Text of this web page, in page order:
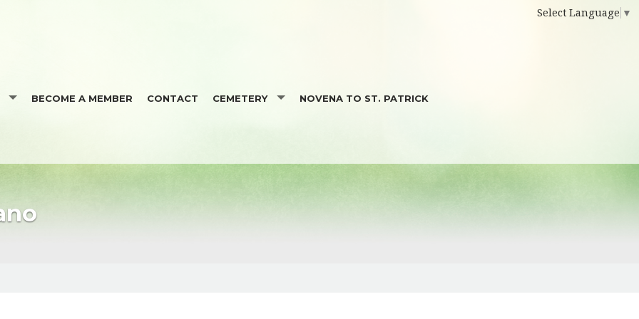
Select Language ▼
YOUTH MINISTRY
BECOME A MEMBER CONTACT CEMETERY NOVENA TO ST. PATRICK